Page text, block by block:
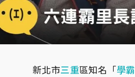
新北市三重區知名「學霸